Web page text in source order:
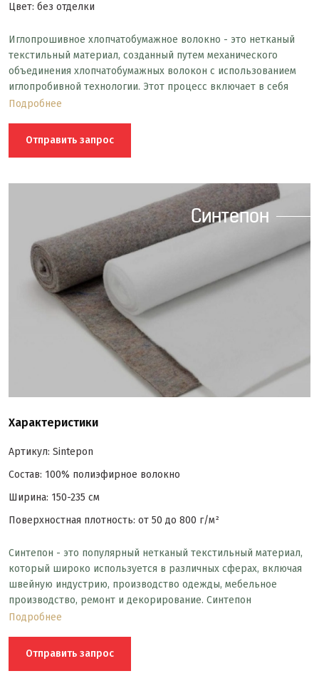
Цвет: без отделки
Иглопрошивное хлопчатобумажное волокно - это нетканый
текстильный материал, созданный путем механического
объединения хлопчатобумажных волокон с использованием
иглопробивной технологии. Этот процесс включает в себя
прокалывание волокон иглами и фиксацию их в трехмерной
Подробнее
Отправить запрос
Синтепон
Характеристики
Артикул: Sintepon
Состав: 100% полиэфирное волокно
Ширина: 150-235 см
Поверхностная плотность: от 50 до 800 г/м²
Синтепон - это популярный нетканый текстильный материал,
который широко используется в различных сферах, включая
швейную индустрию, производство одежды, мебельное
производство, ремонт и декорирование. Синтепон
представляет собой волокнистый материал, изготовленный из
объединенных в плотную структуру.
Подробнее
Отправить запрос